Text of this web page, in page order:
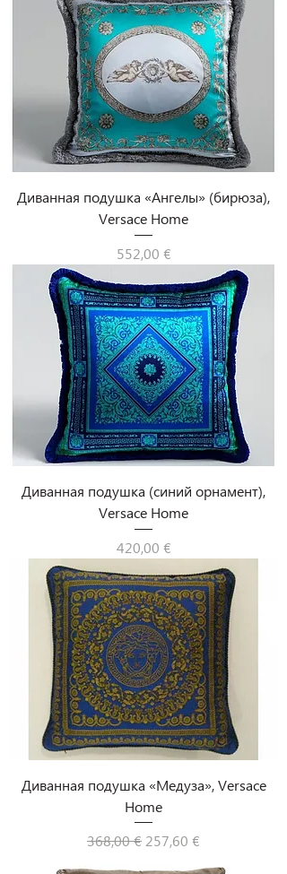
Диванная подушка «Ангелы» (бирюза),
Versace Home
Цена
552,00 €
Диванная подушка (синий орнамент),
Versace Home
Цена
420,00 €
Диванная подушка «Медуза», Versace
Home
Обычная цена
368,00 € Цена со скидкой
257,60 €